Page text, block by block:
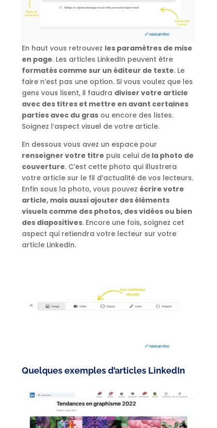
En haut vous retrouvez les paramètres de mise
en page. Les articles LinkedIn peuvent être
formatés comme sur un éditeur de texte. Le
faire n’est pas une option. Si vous voulez que les
gens vous lisent, il faudra diviser votre article
avec des titres et mettre en avant certaines
parties avec du grasou encore des listes.
Soignez l’aspect visuel de votre article.
En dessous vous avez un espace pour
renseigner votre titre puis celui dela photo de
couverture. C’est cette photo qui illustrera
votre article sur le fil d’actualité de vos lecteurs.
Enfin sous la photo, vous pouvez écrire votre
article, mais aussi ajouter des éléments
visuels comme des photos, des vidéos ou bien
des diapositives. Encore une fois, soignez cet
aspect qui retiendra votre lecteur sur votre
article LinkedIn.
Quelques exemples d’articles LinkedIn